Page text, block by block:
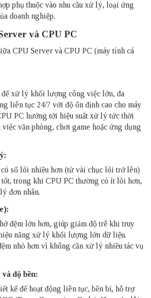
phụ thuộc vào nhu cầu xử lý, loại ứng
doanh nghiệp.
và CPU PC
CPU Server và CPU PC (máy tính cá
xử lý khối lượng công việc lớn, đa
liên tục 24/7 với độ ổn định cao cho máy
PC hướng tới hiệu suất xử lý tức thời
việc văn phòng, chơi game hoặc ứng dụng
số lõi nhiều hơn (từ vài chục lõi trở lên)
trong khi CPU PC thường có ít lõi hơn,
đơn nhân.
đệm lớn hơn, giúp giảm độ trễ khi truy
năng xử lý khối lượng lớn dữ liệu.
nhỏ hơn vì không cần xử lý nhiều tác vụ
độ bền:
kế để hoạt động liên tục, bền bỉ, hỗ trợ